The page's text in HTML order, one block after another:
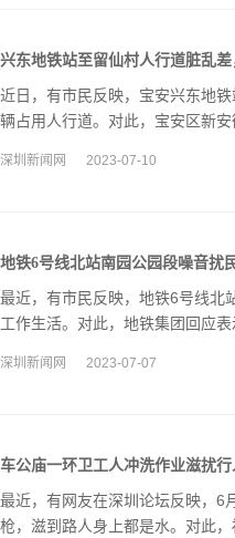
兴东地铁站至留仙村人行道脏乱
近日，有市民反映，宝安兴东地
辆占用人行道。对此，宝安区新
深圳新闻网 2023-07-10
地铁6号线北站南园公园段噪音扰
最近，有市民反映，地铁6号线北
工作生活。对此，地铁集团回应
深圳新闻网 2023-07-07
车公庙一环卫工人冲洗作业滋扰
最近，有网友在深圳论坛反映，6
枪，滋到路人身上都是水。对此